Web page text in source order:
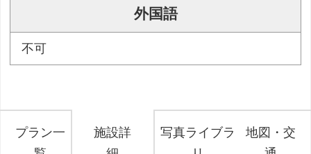
外国語
不可
プラン一
施設詳
写真ライブラ
地図・交